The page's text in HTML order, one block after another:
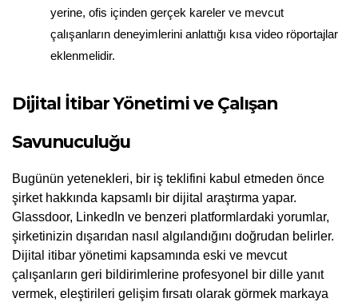
yerine, ofis içinden gerçek kareler ve mevcut
çalışanların deneyimlerini anlattığı kısa video röportajlar
eklenmelidir.
Dijital İtibar Yönetimi ve Çalışan
Savunuculuğu
Bugünün yetenekleri, bir iş teklifini kabul etmeden önce
şirket hakkında kapsamlı bir dijital araştırma yapar.
Glassdoor, LinkedIn ve benzeri platformlardaki yorumlar,
şirketinizin dışarıdan nasıl algılandığını doğrudan belirler.
Dijital itibar yönetimi kapsamında eski ve mevcut
çalışanların geri bildirimlerine profesyonel bir dille yanıt
vermek, eleştirileri gelişim fırsatı olarak görmek markaya